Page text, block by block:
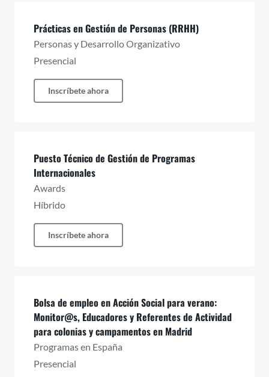
Prácticas en Gestión de Personas (RRHH)
Personas y Desarrollo Organizativo
Presencial
Inscríbete ahora
Puesto Técnico de Gestión de Programas
Internacionales
Awards
Híbrido
Inscríbete ahora
Bolsa de empleo en Acción Social para verano:
Monitor@s, Educadores y Referentes de Actividad
para colonias y campamentos en Madrid
Programas en España
Presencial